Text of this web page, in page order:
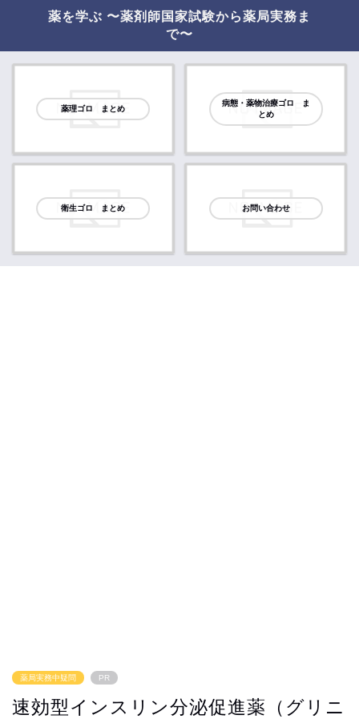
薬を学ぶ 〜薬剤師国家試験から薬局実務ま
で〜
薬理ゴロ まとめ
病態・薬物治療ゴロ ま
とめ
衛生ゴロ まとめ お問い合わせ
薬局実務中疑問 PR
速効型インスリン分泌促進薬（グリニ